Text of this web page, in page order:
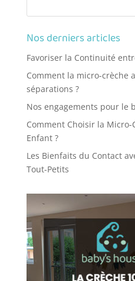
Nos derniers articles
Favoriser la Continuité
Comment la micro-crèche
séparations ?
Nos engagements pour le
Comment Choisir la
Enfant ?
Les Bienfaits du Contact
Tout-Petits